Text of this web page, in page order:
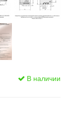
В наличии